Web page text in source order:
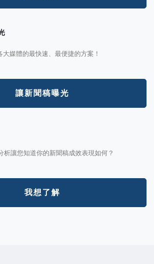
媒體的最快速、最便捷的方案！
讓新聞稿曝光
讓您知道你的新聞稿成效表現如何？
我想了解